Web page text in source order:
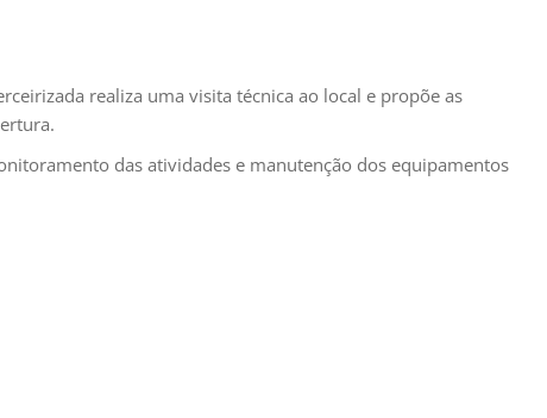
realiza uma visita técnica ao local e propõe as
das atividades e manutenção dos equipamentos